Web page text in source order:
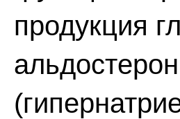
продукция